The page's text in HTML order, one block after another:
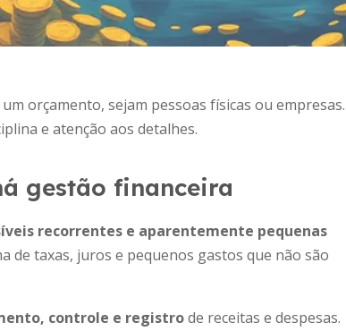
orçamento, sejam pessoas físicas ou empresas.
e atenção aos detalhes.
gestão financeira
recorrentes e aparentemente pequenas
de taxas, juros e pequenos gastos que não são
controle e registrode receitas e despesas.